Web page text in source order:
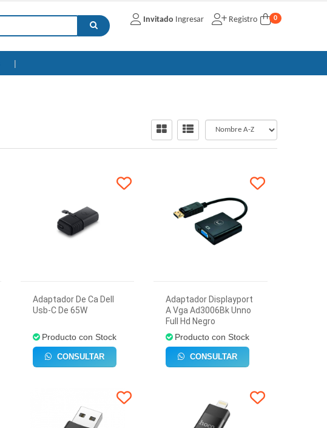
Invitado Ingresar Registro 0
Adaptador De Ca Dell
Usb-C De 65W
Producto con Stock
CONSULTAR
Adaptador Displayport
A Vga Ad3006Bk Unno
Full Hd Negro
Producto con Stock
CONSULTAR